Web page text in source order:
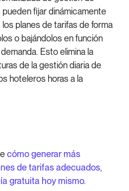
fijar dinámicamente
planes de tarifas de forma
o bajándolos en función
Esto elimina la
de la gestión diaria de
hoteleros horas a la
cómo generar más
de tarifas adecuados,
gratuita hoy mismo.